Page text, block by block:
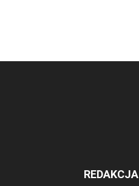
REDAKCJA